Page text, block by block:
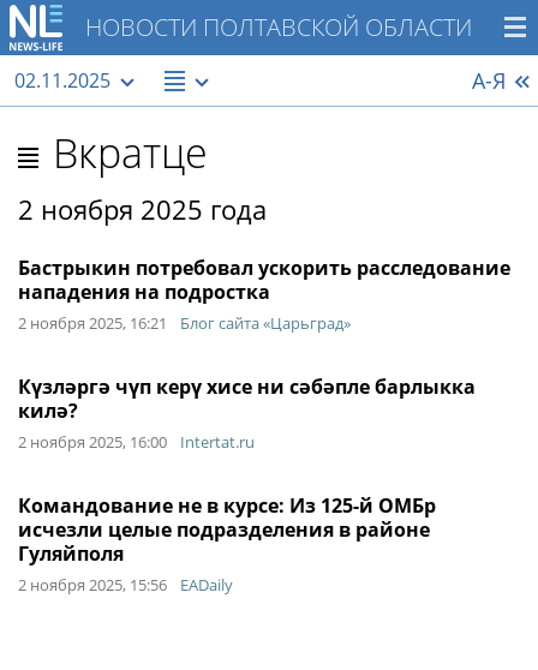
НОВОСТИ ПОЛТАВСКОЙ ОБЛАСТИ
02.11.2025 А-Я
Вкратце
2 ноября 2025 года
Бастрыкин потребовал ускорить расследование
нападения на подростка
2 ноября 2025, 16:21 Блог сайта «Царьград»
Күзләргә чүп керү хисе ни сәбәпле барлыкка
килә?
2 ноября 2025, 16:00 Intertat.ru
Командование не в курсе: Из 125-й ОМБр
исчезли целые подразделения в районе
Гуляйполя
2 ноября 2025, 15:56 EADaily